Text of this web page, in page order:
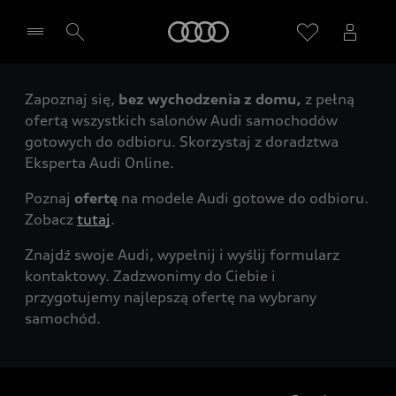
Wybierz Twojego Partnera Audi
Zapoznaj się, bez wychodzenia z domu, z pełną
ofertą wszystkich salonów Audi samochodów
gotowych do odbioru. Skorzystaj z doradztwa
Eksperta Audi Online.
Poznaj ofertę na modele Audi gotowe do odbioru.
Zobacz tutaj.
Znajdź swoje Audi, wypełnij i wyślij formularz
kontaktowy. Zadzwonimy do Ciebie i
przygotujemy najlepszą ofertę na wybrany
samochód.